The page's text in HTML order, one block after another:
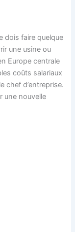
dois faire quelque
une usine ou
Europe centrale
coûts salariaux
chef d’entreprise.
une nouvelle